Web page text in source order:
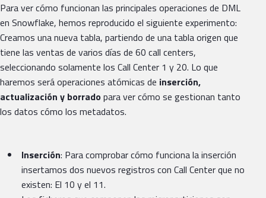
Para ver cómo funcionan las principales operaciones de DML
en Snowflake, hemos reproducido el siguiente experimento:
Creamos una nueva tabla, partiendo de una tabla origen que
tiene las ventas de varios días de 60 call centers,
seleccionando solamente los Call Center 1 y 20. Lo que
haremos será operaciones atómicas de inserción,
actualización y borradopara ver cómo se gestionan tanto
los datos cómo los metadatos.
Inserción: Para comprobar cómo funciona la inserción
insertamos dos nuevos registros con Call Center que no
existen: El 10 y el 11.